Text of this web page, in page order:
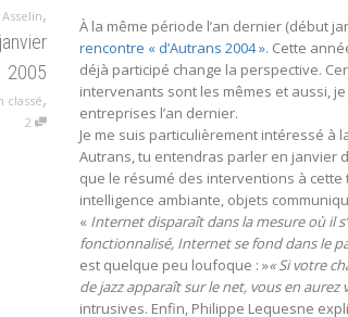
,
2005
classé,
2
À la même période l’an dernier (début
rencontre « d’Autrans 2004 ». Cette
déjà participé change la perspective.
intervenants sont les mêmes et aussi,
entreprises l’an dernier.
Je me suis particulièrement intéressé à
Autrans, tu entendras parler en janvier
que le résumé des interventions à
intelligence ambiante, objets
« Internet disparaît dans la mesure où il
fonctionnalisé, Internet se fond dans le
est quelque peu loufoque : »« Si votre
de jazz apparaît sur le net, vous en aurez
intrusives. Enfin, Philippe Lequesne